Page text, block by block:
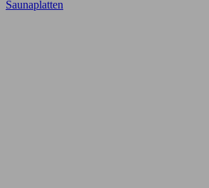
Saunaplatten